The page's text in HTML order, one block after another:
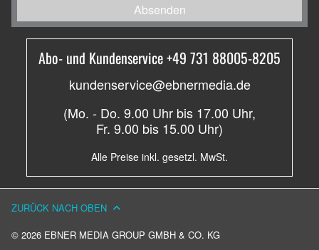
Absenden
Abo- und Kundenservice +49 731 88005-8205
kundenservice@ebnermedia.de
(Mo. - Do. 9.00 Uhr bis 17.00 Uhr,
Fr. 9.00 bis 15.00 Uhr)
Alle Preise inkl. gesetzl. MwSt.
© 2026 EBNER MEDIA GROUP GMBH & CO. KG
ZURÜCK NACH OBEN